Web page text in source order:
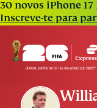
30 novos iPhone
Inscreve-te para